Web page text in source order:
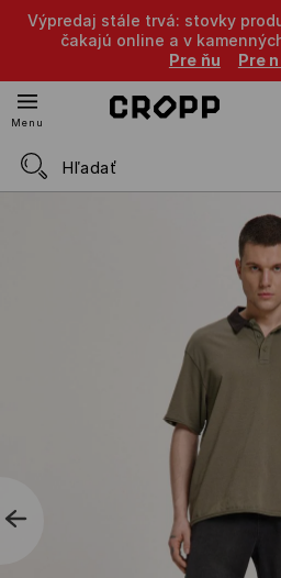
Výpredaj stále trvá: stovky
čakajú online a v
Pre ňu
Pre
Menu